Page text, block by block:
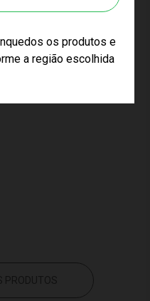
os produtos e
a região escolhida